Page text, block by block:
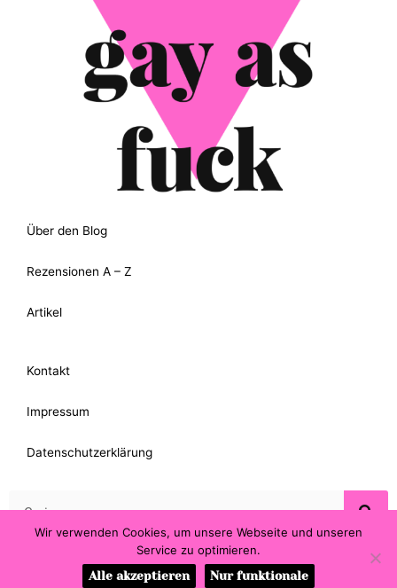
Über den Blog
Rezensionen A – Z
Artikel
Kontakt
Impressum
Datenschutzerklärung
Wir verwenden Cookies, um unsere Webseite und unseren
Service zu optimieren.
Alle akzeptieren
Nur funktionale